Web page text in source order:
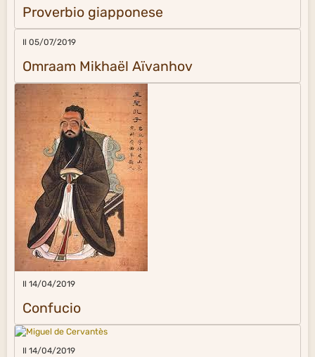
Proverbio giapponese
Il 05/07/2019
Omraam Mikhaël Aïvanhov
Il 14/04/2019
Confucio
Il 14/04/2019